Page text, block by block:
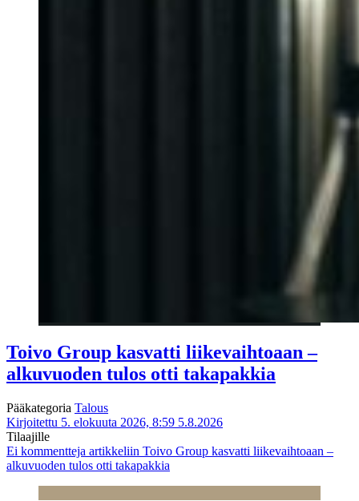
Toivo Group kasvatti liikevaihtoaan –
alkuvuoden tulos otti takapakkia
Pääkategoria Talous
Kirjoitettu 5. elokuuta 2026, 8:59 5.8.2026
Tilaajille
Ei kommentteja artikkeliin Toivo Group kasvatti liikevaihtoaan –
alkuvuoden tulos otti takapakkia